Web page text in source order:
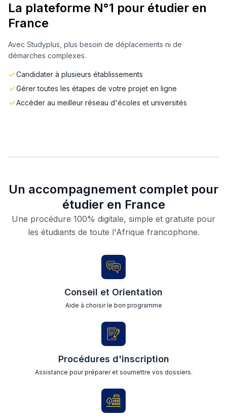
La plateforme N°1 pour étudier en
France
Avec Studyplus, plus besoin de déplacements ni de
démarches complexes.
Candidater à plusieurs établissements
Gérer toutes les étapes de votre projet en ligne
Accéder au meilleur réseau d'écoles et universités
Un accompagnement complet pour
étudier en France
Une procédure 100% digitale, simple et gratuite pour
les étudiants de toute l'Afrique francophone.
Conseil et Orientation
Aide à choisir le bon programme
Procédures d'inscription
Assistance pour préparer et soumettre vos dossiers.